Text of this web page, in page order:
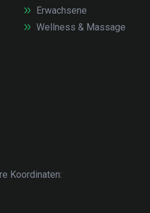
Erwachsene
Wellness & Massage
Koordinaten: